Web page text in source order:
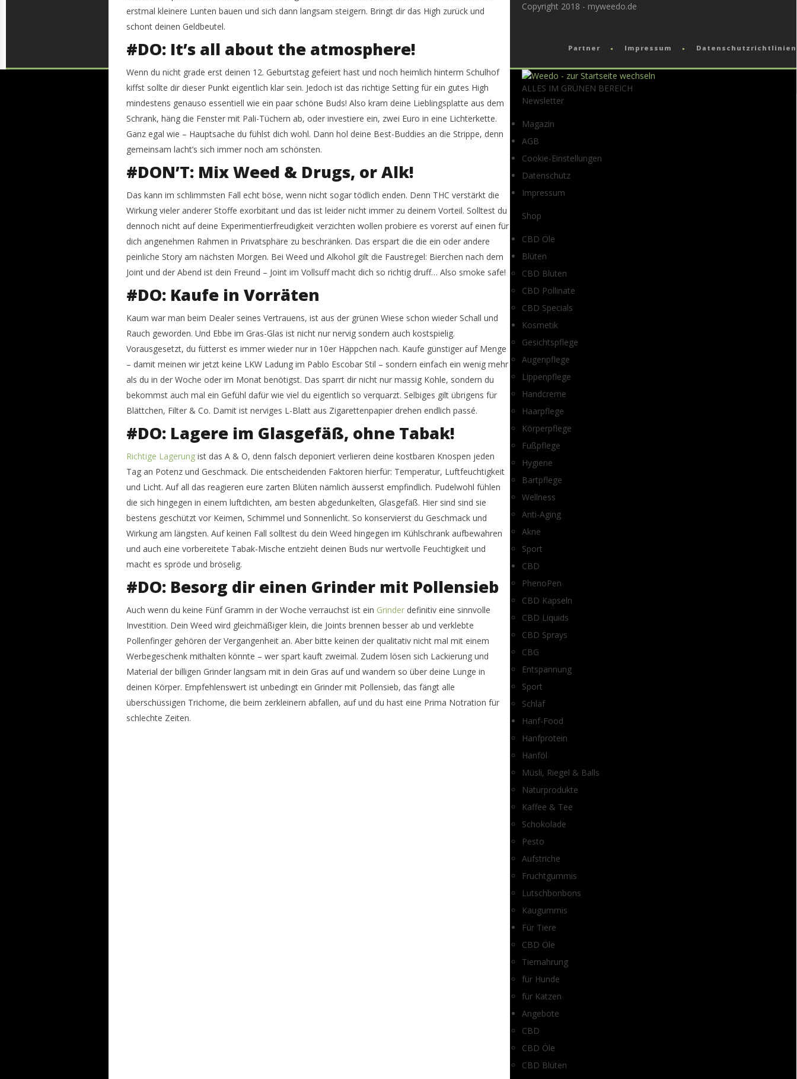
erstmal kleinere Lunten bauen und sich dann langsam steigern. Bringt dir das High zurück und
schont deinen Geldbeutel.
#DO: It’s all about the atmosphere!
Wenn du nicht grade erst deinen 12. Geburtstag gefeiert hast und noch heimlich hinterm Schulhof
kiffst sollte dir dieser Punkt eigentlich klar sein. Jedoch ist das richtige Setting für ein gutes High
mindestens genauso essentiell wie ein paar schöne Buds! Also kram deine Lieblingsplatte aus dem
Schrank, häng die Fenster mit Pali-Tüchern ab, oder investiere ein, zwei Euro in eine Lichterkette.
Ganz egal wie – Hauptsache du fühlst dich wohl. Dann hol deine Best-Buddies an die Strippe, denn
gemeinsam lacht’s sich immer noch am schönsten.
#DON’T: Mix Weed & Drugs, or Alk!
Das kann im schlimmsten Fall echt böse, wenn nicht sogar tödlich enden. Denn THC verstärkt die
Wirkung vieler anderer Stoffe exorbitant und das ist leider nicht immer zu deinem Vorteil. Solltest du
dennoch nicht auf deine Experimentierfreudigkeit verzichten wollen probiere es vorerst auf einen für
dich angenehmen Rahmen in Privatsphäre zu beschränken. Das erspart die die ein oder andere
peinliche Story am nächsten Morgen. Bei Weed und Alkohol gilt die Faustregel: Bierchen nach dem
Joint und der Abend ist dein Freund – Joint im Vollsuff macht dich so richtig druff… Also smoke safe!
#DO: Kaufe in Vorräten
Kaum war man beim Dealer seines Vertrauens, ist aus der grünen Wiese schon wieder Schall und
Rauch geworden. Und Ebbe im Gras-Glas ist nicht nur nervig sondern auch kostspielig.
Vorausgesetzt, du fütterst es immer wieder nur in 10er Häppchen nach. Kaufe günstiger auf Menge
– damit meinen wir jetzt keine LKW Ladung im Pablo Escobar Stil – sondern einfach ein wenig mehr
als du in der Woche oder im Monat benötigst. Das sparrt dir nicht nur massig Kohle, sondern du
bekommst auch mal ein Gefühl dafür wie viel du eigentlich so verquarzt. Selbiges gilt übrigens für
Blättchen, Filter & Co. Damit ist nerviges L-Blatt aus Zigarettenpapier drehen endlich passé.
#DO: Lagere im Glasgefäß, ohne Tabak!
Richtige Lagerung ist das A & O, denn falsch deponiert verlieren deine kostbaren Knospen jeden
Tag an Potenz und Geschmack. Die entscheidenden Faktoren hierfür: Temperatur, Luftfeuchtigkeit
und Licht. Auf all das reagieren eure zarten Blüten nämlich äusserst empfindlich. Pudelwohl fühlen
die sich hingegen in einem luftdichten, am besten abgedunkelten, Glasgefäß. Hier sind sind sie
bestens geschützt vor Keimen, Schimmel und Sonnenlicht. So konservierst du Geschmack und
Wirkung am längsten. Auf keinen Fall solltest du dein Weed hingegen im Kühlschrank aufbewahren
und auch eine vorbereitete Tabak-Mische entzieht deinen Buds nur wertvolle Feuchtigkeit und
macht es spröde und bröselig.
#DO: Besorg dir einen Grinder mit Pollensieb
Auch wenn du keine Fünf Gramm in der Woche verrauchst ist ein Grinder definitiv eine sinnvolle
Investition. Dein Weed wird gleichmäßiger klein, die Joints brennen besser ab und verklebte
Pollenfinger gehören der Vergangenheit an. Aber bitte keinen der qualitativ nicht mal mit einem
Werbegeschenk mithalten könnte – wer spart kauft zweimal. Zudem lösen sich Lackierung und
Material der billigen Grinder langsam mit in dein Gras auf und wandern so über deine Lunge in
deinen Körper. Empfehlenswert ist unbedingt ein Grinder mit Pollensieb, das fängt alle
überschüssigen Trichome, die beim zerkleinern abfallen, auf und du hast eine Prima Notration für
schlechte Zeiten.
Copyright 2018 - myweedo.de
Partner Impressum Datenschutzrichtlinien
ALLES IM GRÜNEN BEREICH
Newsletter
Magazin
AGB
Cookie-Einstellungen
Datenschutz
Impressum
Shop
CBD Öle
Blüten
CBD Blüten
CBD Pollinate
CBD Specials
Kosmetik
Gesichtspflege
Augenpflege
Lippenpflege
Handcreme
Haarpflege
Körperpflege
Fußpflege
Hygiene
Bartpflege
Wellness
Anti-Aging
Akne
Sport
CBD
PhenoPen
CBD Kapseln
CBD Liquids
CBD Sprays
CBG
Entspannung
Sport
Schlaf
Hanf-Food
Hanfprotein
Hanföl
Müsli, Riegel & Balls
Naturprodukte
Kaffee & Tee
Schokolade
Pesto
Aufstriche
Fruchtgummis
Lutschbonbons
Kaugummis
Für Tiere
CBD Öle
Tiernahrung
für Hunde
für Katzen
Angebote
CBD
CBD Öle
CBD Blüten